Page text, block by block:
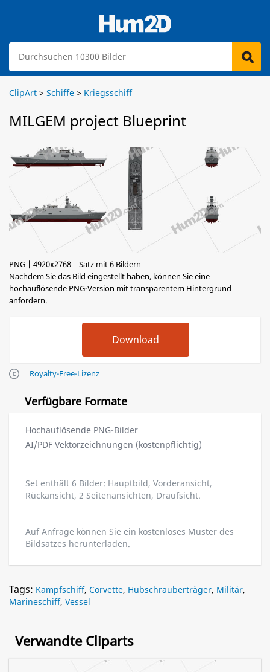
ClipArt > Schiffe > Kriegsschiff
MILGEM project Blueprint
PNG | 4920x2768 | Satz mit 6 Bildern
Nachdem Sie das Bild eingestellt haben, können Sie eine
hochauflösende PNG-Version mit transparentem Hintergrund
anfordern.
Royalty-Free-Lizenz
Verfügbare Formate
Hochauflösende PNG-Bilder
AI/PDF Vektorzeichnungen (kostenpflichtig)
Set enthält 6 Bilder: Hauptbild, Vorderansicht,
Rückansicht, 2 Seitenansichten, Draufsicht.
Auf Anfrage können Sie ein kostenloses Muster des
Bildsatzes herunterladen.
Tags: Kampfschiff, Corvette, Hubschrauberträger, Militär,
Marineschiff, Vessel
Verwandte Cliparts